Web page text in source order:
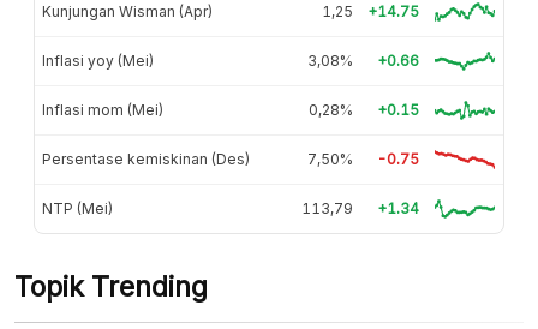
Kunjungan Wisman (Apr) 1,25 +14.75
Inflasi yoy (Mei) 3,08% +0.66
Inflasi mom (Mei) 0,28% +0.15
Persentase kemiskinan (Des) 7,50% -0.75
NTP (Mei) 113,79 +1.34
Topik Trending